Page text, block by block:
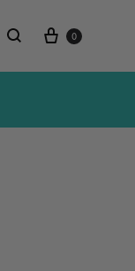
Buscar Carrito
0